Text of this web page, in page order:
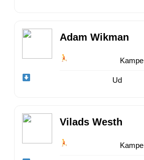
Adam Wikman
Kampe
Ud
Vilads Westh
Kampe